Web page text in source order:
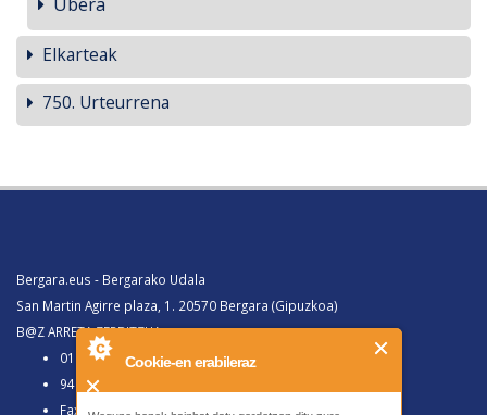
Cookie-en erabileraz
Elkarteak
750. Urteurrena
Bergara.eus - Bergarako Udala
San Martin Agirre plaza, 1. 20570 Bergara (Gipuzkoa)
B@Z ARRETA ZERBITZUA:
010, Bergaratik deituz gero
943 77 91 00, Bergaraz kanpotik deituz gero
Faxa 943 77 91 63